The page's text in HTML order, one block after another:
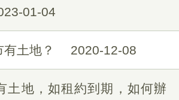
01-04
土地？ 2020-12-08
土地，如租約到期，如何辦